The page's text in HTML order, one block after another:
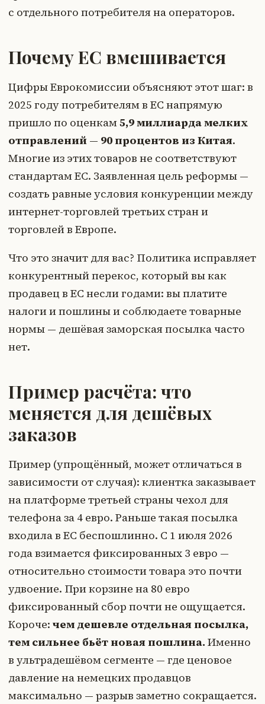
с отдельного потребителя на операторов.
Почему ЕС вмешивается
Цифры Еврокомиссии объясняют этот шаг: в
2025 году потребителям в ЕС напрямую
пришло по оценкам5,9 миллиарда мелких
отправлений — 90 процентов из Китая.
Многие из этих товаров не соответствуют
стандартам ЕС. Заявленная цель реформы —
создать равные условия конкуренции между
интернет-торговлей третьих стран и
торговлей в Европе.
Что это значит для вас? Политика исправляет
конкурентный перекос, который вы как
продавец в ЕС несли годами: вы платите
налоги и пошлины и соблюдаете товарные
нормы — дешёвая заморская посылка часто
нет.
Пример расчёта: что
меняется для дешёвых
заказов
Пример (упрощённый, может отличаться в
зависимости от случая): клиентка заказывает
на платформе третьей страны чехол для
телефона за 4 евро. Раньше такая посылка
входила в ЕС беспошлинно. С 1 июля 2026
года взимается фиксированных 3 евро —
относительно стоимости товара это почти
удвоение. При корзине на 80 евро
фиксированный сбор почти не ощущается.
Короче: чем дешевле отдельная посылка,
тем сильнее бьёт новая пошлина. Именно
в ультрадешёвом сегменте — где ценовое
давление на немецких продавцов
максимально — разрыв заметно сокращается.